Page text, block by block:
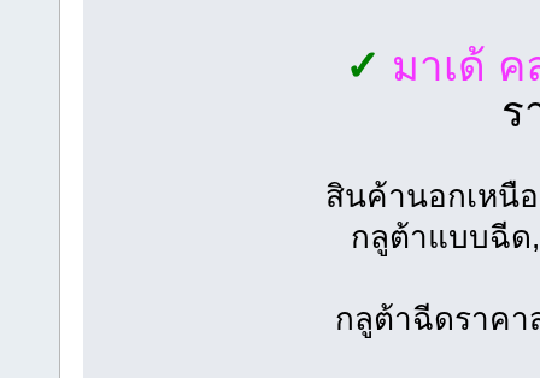
✓ มาเด้ ค
ร
สินค้านอกเหนื
กลูต้าแบบฉีด
กลูต้าฉีดราคา